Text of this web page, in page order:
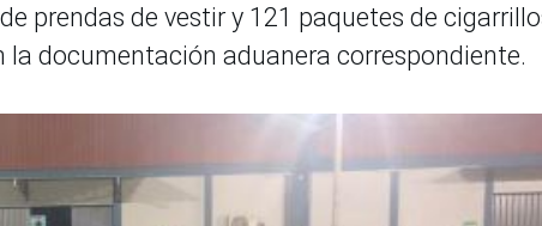
prendas de vestir y 121 paquetes de
documentación aduanera correspondiente.